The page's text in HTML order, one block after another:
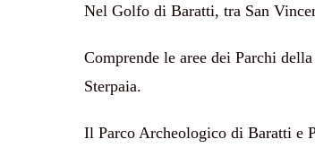
Nel Golfo di Baratti, tra San
Comprende le aree dei Parchi
Sterpaia.
Il Parco Archeologico di Baratti e